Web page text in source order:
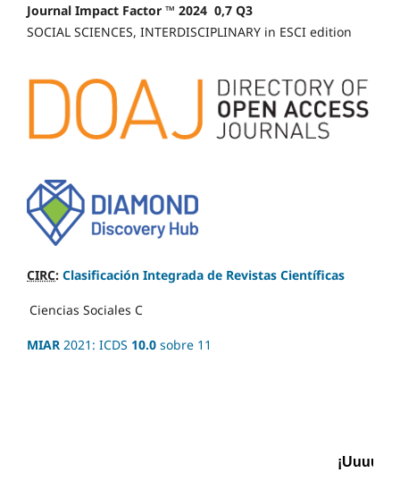
Journal Impact Factor ™ 2024 0,7 Q3
SOCIAL SCIENCES, INTERDISCIPLINARY in ESCI edition
CIRC: Clasificación Integrada de Revistas Científicas
Ciencias Sociales C
MIAR 2021: ICDS 10.0 sobre 11